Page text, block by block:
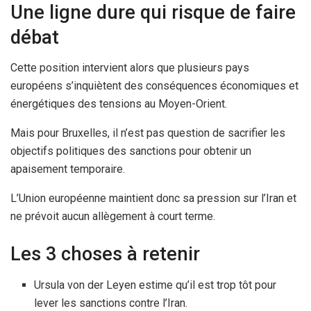
Une ligne dure qui risque de faire
débat
Cette position intervient alors que plusieurs pays
européens s’inquiètent des conséquences économiques et
énergétiques des tensions au Moyen-Orient.
Mais pour Bruxelles, il n’est pas question de sacrifier les
objectifs politiques des sanctions pour obtenir un
apaisement temporaire.
L’Union européenne maintient donc sa pression sur l’Iran et
ne prévoit aucun allègement à court terme.
Les 3 choses à retenir
Ursula von der Leyen estime qu’il est trop tôt pour
lever les sanctions contre l’Iran.